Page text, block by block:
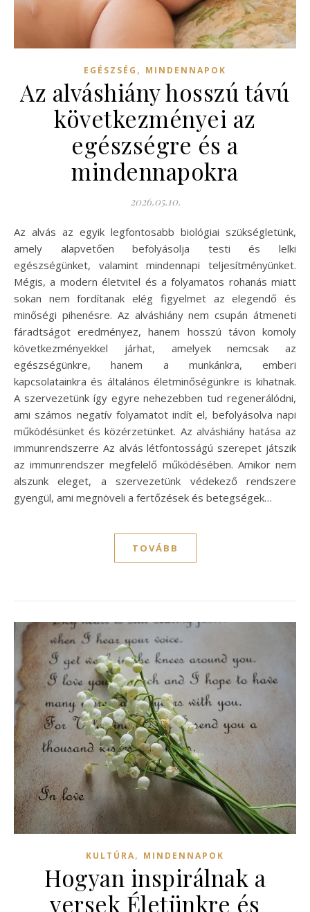
EGÉSZSÉG , MINDENNAPOK
Az alváshiány hosszú távú
következményei az
egészségre és a
mindennapokra
2026.05.10.
Az alvás az egyik legfontosabb biológiai szükségletünk,
amely alapvetően befolyásolja testi és lelki
egészségünket, valamint mindennapi teljesítményünket.
Mégis, a modern életvitel és a folyamatos rohanás miatt
sokan nem fordítanak elég figyelmet az elegendő és
minőségi pihenésre. Az alváshiány nem csupán átmeneti
fáradtságot eredményez, hanem hosszú távon komoly
következményekkel járhat, amelyek nemcsak az
egészségünkre, hanem a munkánkra, emberi
kapcsolatainkra és általános életminőségünkre is kihatnak.
A szervezetünk így egyre nehezebben tud regenerálódni,
ami számos negatív folyamatot indít el, befolyásolva napi
működésünket és közérzetünket. Az alváshiány hatása az
immunrendszerre Az alvás létfontosságú szerepet játszik
az immunrendszer megfelelő működésében. Amikor nem
alszunk eleget, a szervezetünk védekező rendszere
gyengül, ami megnöveli a fertőzések és betegségek…
TOVÁBB
KULTÚRA, MINDENNAPOK
Hogyan inspirálnak a
versek Életünkre és